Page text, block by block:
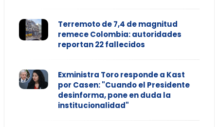
Terremoto de 7,4 de magnitud
remece Colombia: autoridades
reportan 22 fallecidos
Exministra Toro responde a Kast
por Casen: "Cuando el Presidente
desinforma, pone en duda la
institucionalidad"